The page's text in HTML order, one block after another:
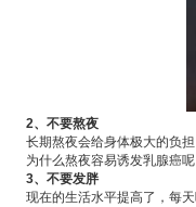
2、不要熬夜
长期熬夜会给身体极大的负担
为什么熬夜容易诱发乳腺癌呢
3、不要发胖
现在的生活水平提高了，每天